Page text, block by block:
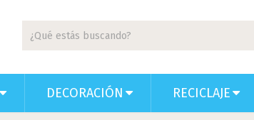
DECORACIÓN RECICLAJE